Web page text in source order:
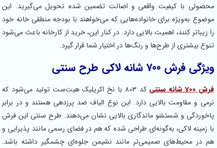
با کیفیت واقعی و اصالت تضمین شده تحویل می‌گیرید. این
به‌ویژه برای خانواده‌هایی که می‌خواهند با بودجه منطقی خانه خود
زیباتر کنند، اهمیت بالایی دارد. در کنار این، خرید از کارخانه باعث می‌شود
بیشتری از طرح‌ها و رنگ‌ها در اختیار شما قرار گیرد.
فرش 700 شانه لاکی طرح سنتی
شانه سنتی
کد 803 با نخ اکریلیک هیت‌ست تولید می‌شود که
و مقاومت بالایی دارد. این نوع الیاف ضد پرزدهی هستند و در برابر
و شستشو ماندگاری بالایی نشان می‌دهند. طرح سنتی این فرش
زمینه لاکی، به‌گونه‌ای طراحی شده که هم در فضای رسمی مانند پذیرایی و
در محیط‌های صمیمی‌تر مانند نشیمن جلوه‌ای چشمگیر داشته باشد.